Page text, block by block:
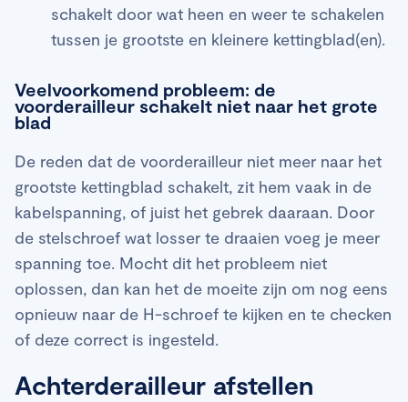
schakelt door wat heen en weer te schakelen
tussen je grootste en kleinere kettingblad(en).
Veelvoorkomend probleem: de
voorderailleur schakelt niet naar het grote
blad
De reden dat de voorderailleur niet meer naar het
grootste kettingblad schakelt, zit hem vaak in de
kabelspanning, of juist het gebrek daaraan. Door
de stelschroef wat losser te draaien voeg je meer
spanning toe. Mocht dit het probleem niet
oplossen, dan kan het de moeite zijn om nog eens
opnieuw naar de H-schroef te kijken en te checken
of deze correct is ingesteld.
Achterderailleur afstellen